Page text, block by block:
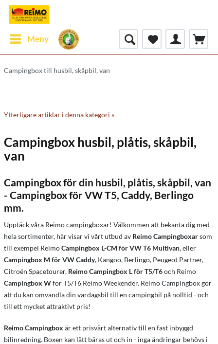
Meny
Campingbox till husbil, skåpbil, van
Ytterligare artiklar i denna kategori »
Campingbox husbil, plåtis, skåpbil,
van
Campingbox för din husbil, plåtis, skåpbil, van
- Campingbox för VW T5, Caddy, Berlingo
mm.
Upptäck våra Reimo campingboxar! Välkommen att bekanta dig med
hela sortimenter, här visar vi vårt utbud av Reimo Campingboxarsom
till exempel ReimoCampingbox L-CM för VW T6 Multivan, eller
Campingbox M för VW Caddy, Kangoo, Berlingo, Peugeot Partner,
Citroën Spacetourer, Reimo Campingbox L för T5/T6och Reimo
Campingbox Wför T5/T6 Reimo Weekender. Reimo Campingbox gör
att du kan omvandla din vardagsbil till en campingbil på nolltid - och
till ett mycket attraktivt pris!
Reimo Campingbox är ett prisvärt alternativ till en fast inbyggd
bilinredning. Boxen kan lätt bäras ut och in - inga ändringar behövs i